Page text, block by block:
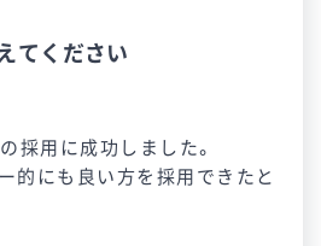
てください
採用に成功しました。
的にも良い方を採用できたと